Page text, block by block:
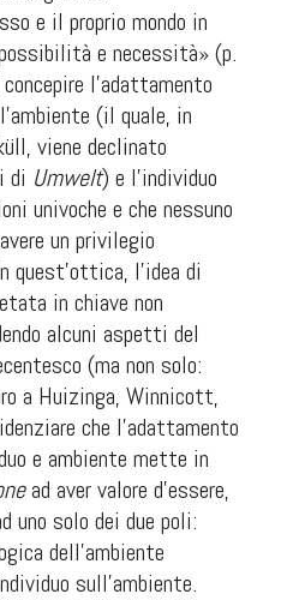
e il proprio mondo in
e necessità» (p.
l’adattamento
(il quale, in
viene declinato
di Umwelt) e l’individuo
univoche e che nessuno
un privilegio
quest’ottica, l’idea di
in chiave non
alcuni aspetti del
(ma non solo:
a Huizinga, Winnicott,
che l’adattamento
e ambiente mette in
ad aver valore d’essere,
uno solo dei due poli:
dell’ambiente
sull’ambiente.